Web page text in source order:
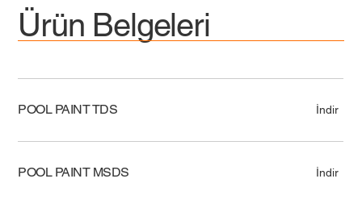
POOL PAINT TDS İndir
POOL PAINT MSDS İndir
Ürün Belgeleri